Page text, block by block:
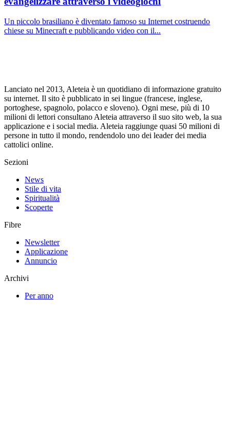
Un piccolo brasiliano è diventato famoso su Internet costruendo
chiese su Minecraft e pubblicando video con il...
Lanciato nel 2013, Aleteia è un quotidiano di informazione gratuito
su internet. Il sito è pubblicato in sei lingue (francese, inglese,
portoghese, spagnolo, polacco e sloveno). Ogni mese, più di 10
milioni di lettori consultano Aleteia attraverso il suo sito web, la sua
applicazione e i social media. Aleteia raggiunge quasi 50 milioni di
persone in tutto il mondo, rendendolo uno dei leader dei media
cattolici online.
Sezioni
News
Stile di vita
Spiritualità
Scoperte
Fibre
Newsletter
Applicazione
Annuncio
Archivi
Per anno